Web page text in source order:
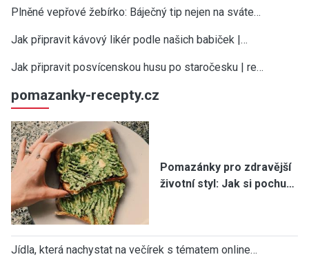
Plněné vepřové žebírko: Báječný tip nejen na sváte…
Jak připravit kávový likér podle našich babiček |…
Jak připravit posvícenskou husu po staročesku | re…
pomazanky-recepty.cz
Pomazánky pro zdravější
životní styl: Jak si pochu…
Jídla, která nachystat na večírek s tématem online…